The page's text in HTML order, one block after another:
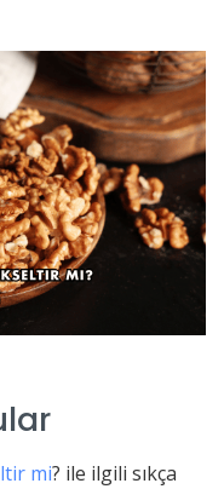
mi? ile ilgili sıkça